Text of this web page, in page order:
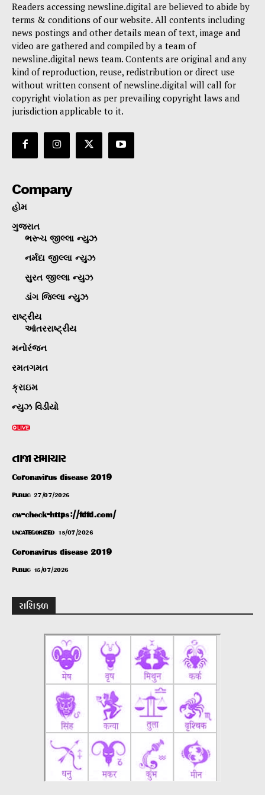
Readers accessing newsline.digital are believed to abide by
terms & conditions of our website. All contents including
news postings and other details mean of text, image and
video are gathered and compiled by a team of
newsline.digital news team. Contents are original and any
kind of reproduction, reuse, redistribution or direct use
without written consent of newsline.digital will call for
copyright violation as per prevailing copyright laws and
jurisdiction applicable to it.
Company
હોમ
ગુજરાત
ભરૂચ જીલ્લા ન્યુઝ
નર્મદા જીલ્લા ન્યુઝ
સુરત જીલ્લા ન્યુઝ
ડાંગ જિલ્લા ન્યુઝ
રાષ્ટ્રીય
આંતરરાષ્ટ્રીય
મનોરંજન
રમતગમત
ક્રાઇમ
ન્યુઝ વિડીયો
તાજા સમાચાર
Coronavirus disease 2019
PUBLIC 27/07/2026
cw-check-https://fdfd.com/
UNCATEGORIZED 15/07/2026
Coronavirus disease 2019
PUBLIC 15/07/2026
રાશિફળ